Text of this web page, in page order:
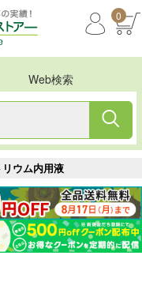
0
Web検索
ウム内用液